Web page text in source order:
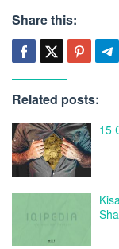
Share this:
Related posts:
15